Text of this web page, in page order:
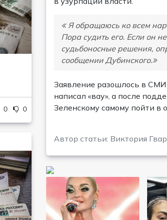
0 0
Я обращаюсь ко всем
Пора судить его. Если он
судьбоносные решения,
сообщении Дубинского.
Заявление разошлось в СМИ
написал «вау», а после
Зеленскому самому пойти в
Автор статьи: Виктория